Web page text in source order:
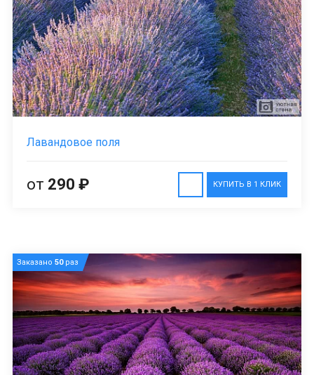
Лавандовое поля
КУПИТЬ В 1 КЛИК
от 290 ₽
Заказано 50раз